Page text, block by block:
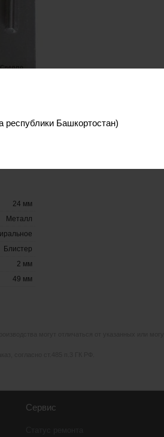
республики Башкортостан)
24 мм
Металл
Блистер
2 мм
49 мм
Сервис